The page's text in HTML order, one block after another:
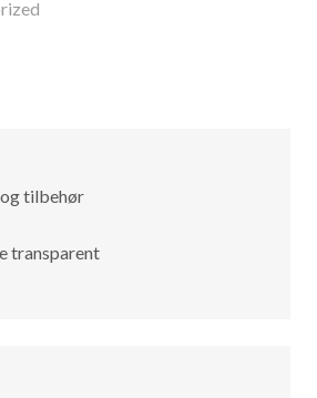
tilbehør
transparent